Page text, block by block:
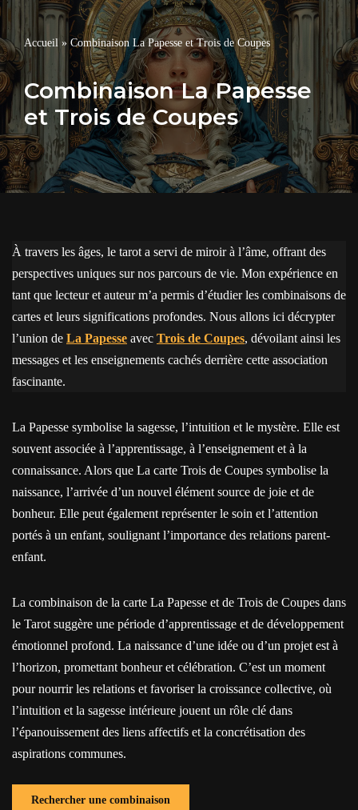
Accueil » Combinaison La Papesse et Trois de Coupes
Combinaison La Papesse
et Trois de Coupes
À travers les âges, le tarot a servi de miroir à l’âme, offrant des
perspectives uniques sur nos parcours de vie. Mon expérience en
tant que lecteur et auteur m’a permis d’étudier les combinaisons de
cartes et leurs significations profondes. Nous allons ici décrypter
l’union de La Papesse avec Trois de Coupes, dévoilant ainsi les
messages et les enseignements cachés derrière cette association
fascinante.
La Papesse symbolise la sagesse, l’intuition et le mystère. Elle est
souvent associée à l’apprentissage, à l’enseignement et à la
connaissance. Alors que La carte Trois de Coupes symbolise la
naissance, l’arrivée d’un nouvel élément source de joie et de
bonheur. Elle peut également représenter le soin et l’attention
portés à un enfant, soulignant l’importance des relations parent-
enfant.
La combinaison de la carte La Papesse et de Trois de Coupes dans
le Tarot suggère une période d’apprentissage et de développement
émotionnel profond. La naissance d’une idée ou d’un projet est à
l’horizon, promettant bonheur et célébration. C’est un moment
pour nourrir les relations et favoriser la croissance collective, où
l’intuition et la sagesse intérieure jouent un rôle clé dans
l’épanouissement des liens affectifs et la concrétisation des
aspirations communes.
Rechercher une combinaison